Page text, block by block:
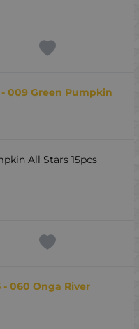
- 009 Green Pumpkin
All Stars 15pcs
- 060 Onga River